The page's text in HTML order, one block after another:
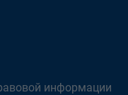
информации